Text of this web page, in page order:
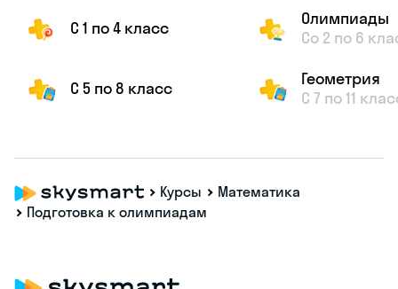
С 1 по 4 класс
С 5 по 8 класс
Олимпиады
Со 2 по 6
Геометрия
С 7 по 11
Курсы
Математика
Подготовка к олимпиадам